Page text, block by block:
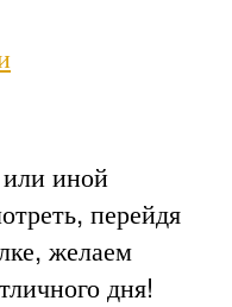
иной
перейдя
желаем
дня!